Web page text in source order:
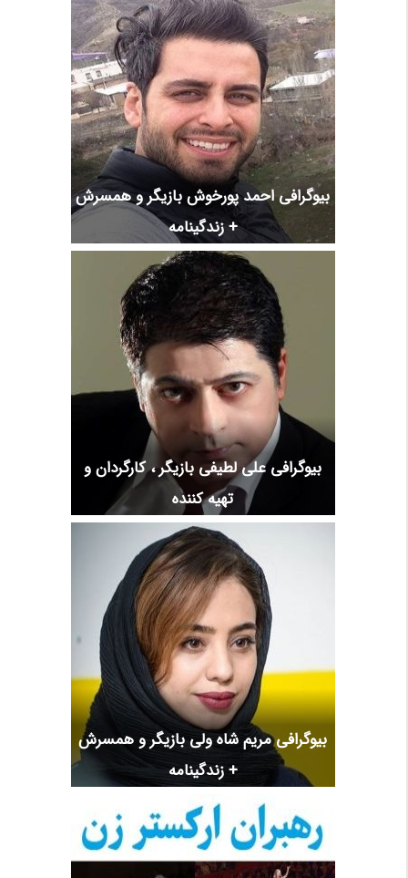
بیوگرافی احمد پورخوش بازیگر و همسرش
+ زندگینامه
بیوگرافی علی لطیفی بازیگر ، کارگردان و
تهیه کننده
بیوگرافی مریم شاه ولی بازیگر و همسرش
+ زندگینامه